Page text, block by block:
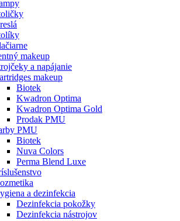
makeup
a napájanie
makeup
Biotek
Kwadron Optima
Kwadron Optima Gold
Prodak PMU
PMU
Biotek
Nuva Colors
Perma Blend Luxe
a dezinfekcia
Dezinfekcia pokožky
Dezinfekcia nástrojov